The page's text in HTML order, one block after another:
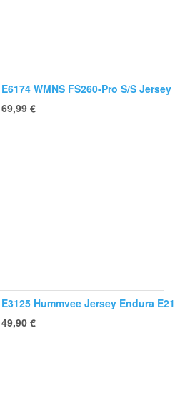
E6174 WMNS FS260-Pro S/S
69,99 €
E3125 Hummvee Jersey Endura E21
49,90 €